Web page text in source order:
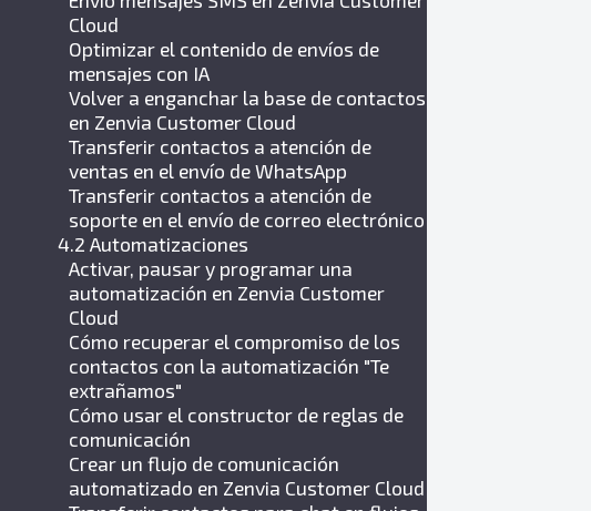
Cloud
Optimizar el contenido de envíos de
mensajes con IA
Volver a enganchar la base de contactos
en Zenvia Customer Cloud
Transferir contactos a atención de
ventas en el envío de WhatsApp
Transferir contactos a atención de
soporte en el envío de correo electrónico
4.2 Automatizaciones
Activar, pausar y programar una
automatización en Zenvia Customer
Cloud
Cómo recuperar el compromiso de los
contactos con la automatización "Te
extrañamos"
Cómo usar el constructor de reglas de
comunicación
Crear un flujo de comunicación
automatizado en Zenvia Customer Cloud